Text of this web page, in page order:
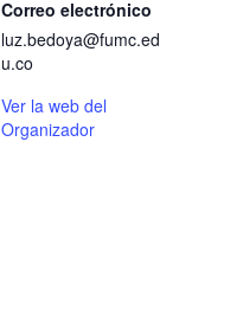
Correo electrónico
luz.bedoya@fumc.ed
u.co
Ver la web del
Organizador